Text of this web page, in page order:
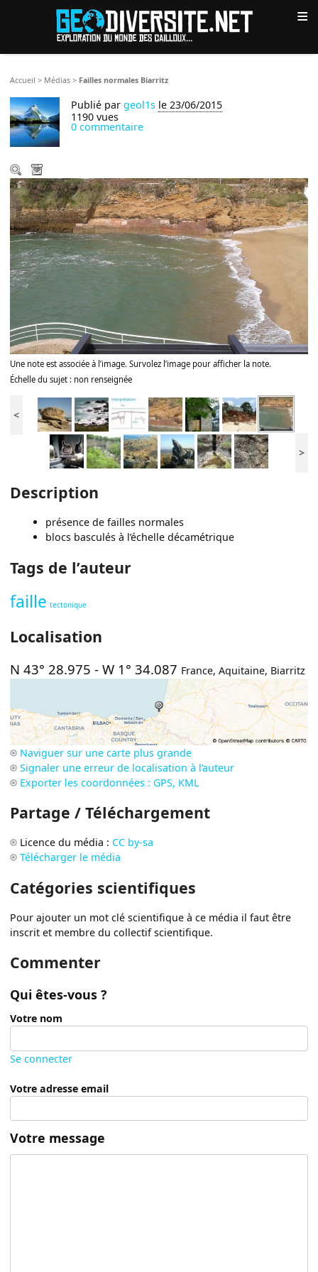
≡
Accueil > Médias > Failles normales Biarritz
Publié pargeol1s le 23/06/2015
1190 vues
0 commentaire
Une note est associée à l’image. Survolez l’image pour afficher la note.
Échelle du sujet : non renseignée
<
>
Description
présence de failles normales
blocs basculés à l’échelle décamétrique
Tags de l’auteur
faille tectonique
Localisation
N 43° 28.975 -W 1° 34.087 France,Aquitaine, Biarritz
Naviguer sur une carte plus grande
Signaler une erreur de localisation à l’auteur
Exporter les coordonnées : GPS, KML
Partage / Téléchargement
Licence du média : CC by-sa
Télécharger le média
Catégories scientifiques
Pour ajouter un mot clé scientifique à ce média il faut être
inscrit et membre du collectif scientifique.
Commenter
Qui êtes-vous ?
Votre nom
Se connecter
Votre adresse email
Votre message